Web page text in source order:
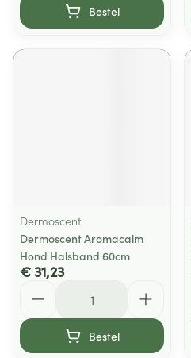
Bestel
Dermoscent
Dermoscent Aromacalm
Hond Halsband 60cm
€ 31,23
Bestel